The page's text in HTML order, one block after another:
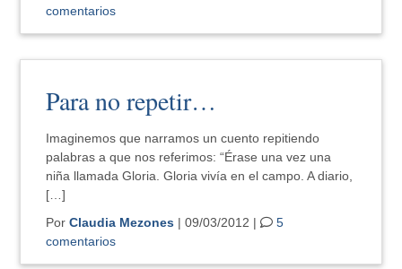
comentarios
Para no repetir…
Imaginemos que narramos un cuento repitiendo
palabras a que nos referimos: “Érase una vez una
niña llamada Gloria. Gloria vivía en el campo. A diario,
[…]
PorClaudia Mezones | 09/03/2012 |
5
comentarios